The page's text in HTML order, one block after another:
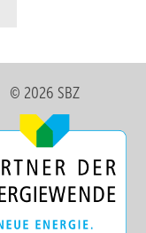
© 2026 SBZ